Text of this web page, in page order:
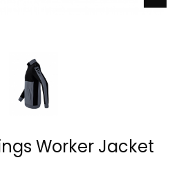
Worker Jacket